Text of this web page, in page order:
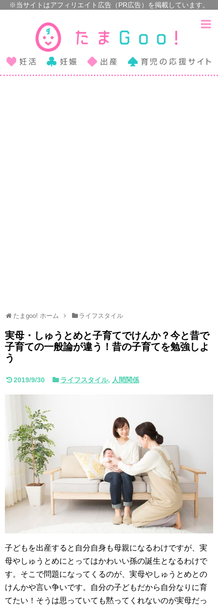
たまgoo! ホーム ライフスタイル
実母・しゅうとめと子育てでけんか？今と昔で
子育ての一般論が違う！昔の子育てを勉強しよ
う
2019/9/30 ライフスタイル, 人間関係
子どもを出産すると自分自身も母親になるわけですが、実
母やしゅうとめにとってはかわいい孫の誕生となるわけで
す。そこで問題になってくるのが、実母やしゅうとめとの
けんかや言い争いです。自分の子どもだから自分なりに育
てたい！そうは思っていても黙ってくれないのが実母だっ